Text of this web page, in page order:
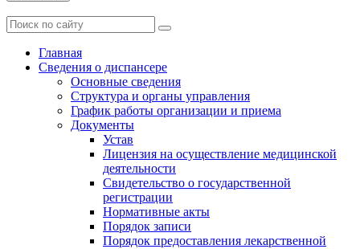
Главная
Сведения о диспансере
Основные сведения
Структура и органы управления
График работы организации и приема
Документы
Устав
Лицензия на осуществление медицинской
деятельности
Свидетельство о государственной
регистрации
Нормативные акты
Порядок записи
Порядок предоставления лекарственной